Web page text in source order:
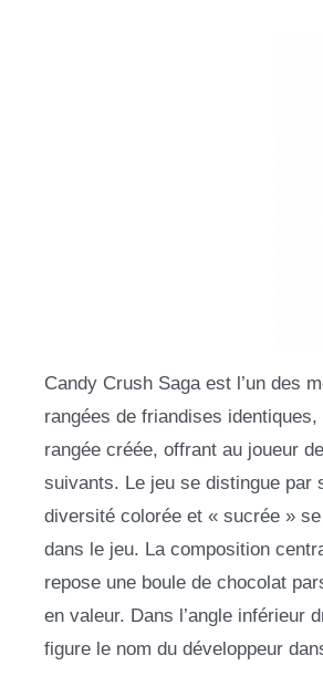
Candy Crush Saga est l’un des
rangées de friandises
rangée créée, offrant au joueur
suivants. Le jeu se distingue par
diversité colorée et « sucrée »
dans le jeu. La composition
repose une boule de chocolat
en valeur. Dans l’angle inférieur
figure le nom du développeur